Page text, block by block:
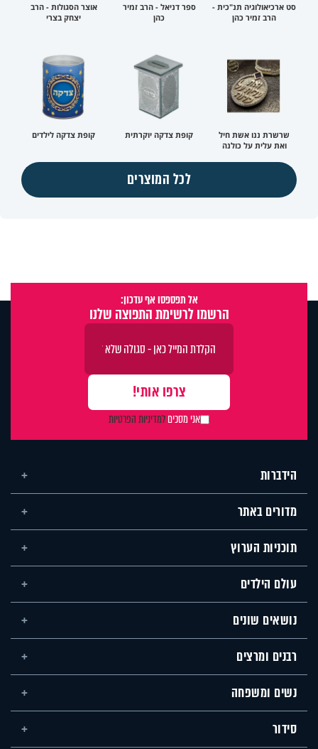
סט ארכיאולוגיה תנ"כית -
הרב זמיר כהן
ספר דניאל - הרב זמיר
כהן
אוצר הסגולות - הרב
יצחק בצרי
שרשרת ננו אשת חיל
ואת עלית על כולנה
קופת צדקה יוקרתית קופת צדקה לילדים
לכל המוצרים
אל תפספסו אף עדכון:
הרשמו לרשימת התפוצה שלנו
אני מסכיםלמדיניות הפרטיות
הידברות
מדורים באתר
תוכניות הערוץ
עולם הילדים
נושאים שונים
רבנים ומרצים
נשים ומשפחה
סידור